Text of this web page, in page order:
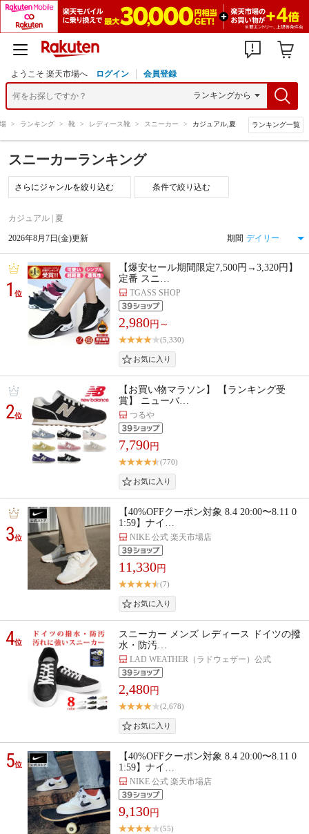
ようこそ 楽天市場へ ログイン 会員登録
> ランキング > 靴 > レディース靴 > スニーカー > カジュアル,夏 ランキング一覧
スニーカーランキング
条件で絞り込む
カジュアル | 夏
2026年8月7日(金)更新 期間
1位
【爆安セール期間限定7,500円→3,320円】
定番 スニ…
TGASS SHOP
2,980円～
(5,330)
2位
【お買い物マラソン】 【ランキング受
賞】 ニューバ…
つるや
7,790円
(770)
3位
【40%OFFクーポン対象 8.4 20:00〜8.11 0
1:59】ナイ…
NIKE 公式 楽天市場店
11,330円
(7)
4位
スニーカー メンズ レディース ドイツの撥
水・防汚…
LAD WEATHER（ラドウェザー）公式
2,480円
(2,678)
5位
【40%OFFクーポン対象 8.4 20:00〜8.11 0
1:59】ナイ…
NIKE 公式 楽天市場店
9,130円
(55)